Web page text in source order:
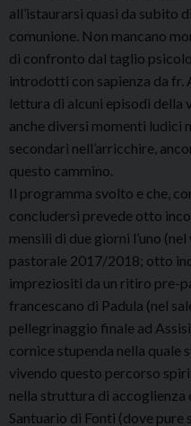
all’istaurarsi quasi da subito
comunione. Non mancano
di confronto dal taglio
introdotti con sapienza da fr.
lettura di alcuni episodi della
anche diversi momenti ludici
secondari nell’arricchire,
questo cammino.
Il programma svolto e che,
concludersi prevede otto
mensili di due giorni l’uno
pastorale 2017/2018; otto
impreziositi da un ritiro pre-
francescano di Padula (nel
pellegrinaggio finale ad
cornice stupenda nella quale
vivendo questo percorso
nella struttura di accoglienza
Santuario di Fonti (dove